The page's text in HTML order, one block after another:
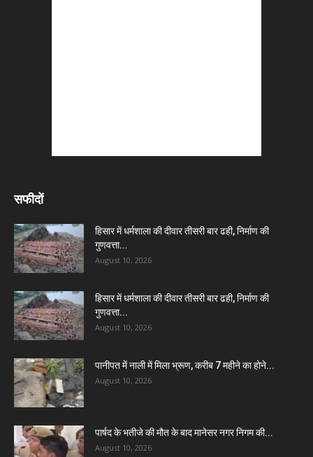
सफीदों
हिसार में धर्मशाला की दीवार तीसरी बार ढही, निर्माण की
गुणवत्ता...
August 10, 2026
हिसार में धर्मशाला की दीवार तीसरी बार ढही, निर्माण की
गुणवत्ता...
August 10, 2026
पानीपत में नाली में मिला भ्रूण, करीब 7 महीने का होने...
August 10, 2026
पार्षद के भतीजे की मौत के बाद मानेसर नगर निगम की...
August 10, 2026